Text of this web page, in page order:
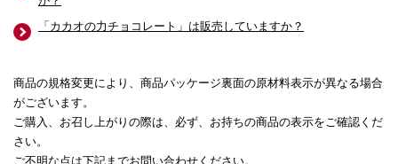
「カカオの力チョコレート」は販売していますか？
商品の規格変更により、商品パッケージ裏面の原材料表示が異なる場合
がございます。
ご購入、お召し上がりの際は、必ず、お持ちの商品の表示をご確認くだ
さい。
ご不明な点は下記までお問い合わせください。